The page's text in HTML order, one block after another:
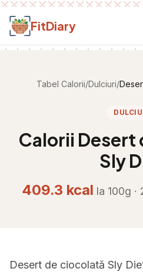
Salt la conținut
FitDiary
Tabel Calorii/Dulciuri/
Calorii Desert
Sly
409.3 kcal la 100g ·
Desert de ciocolată Sly